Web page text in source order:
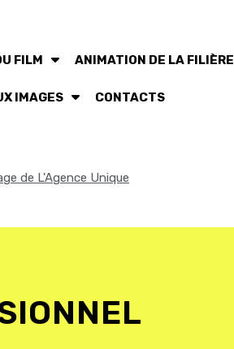
FILM ANIMATION DE LA FILIÈRE
IMAGES CONTACTS
de L'Agence Unique